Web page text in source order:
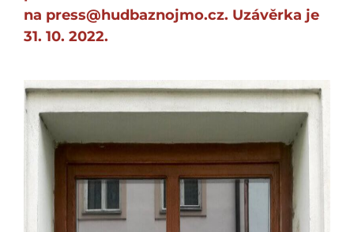
na press@hudbaznojmo.cz. Uzávěrka je
31. 10. 2022.